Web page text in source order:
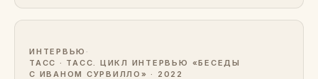
ИНТЕРВЬЮ ·
ТАСС · ТАСС. ЦИКЛ ИНТЕРВЬЮ «БЕСЕДЫ
С ИВАНОМ СУРВИЛЛО» · 2022